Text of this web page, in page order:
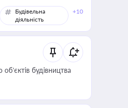
Будівельна
діяльність
+10
будівництва